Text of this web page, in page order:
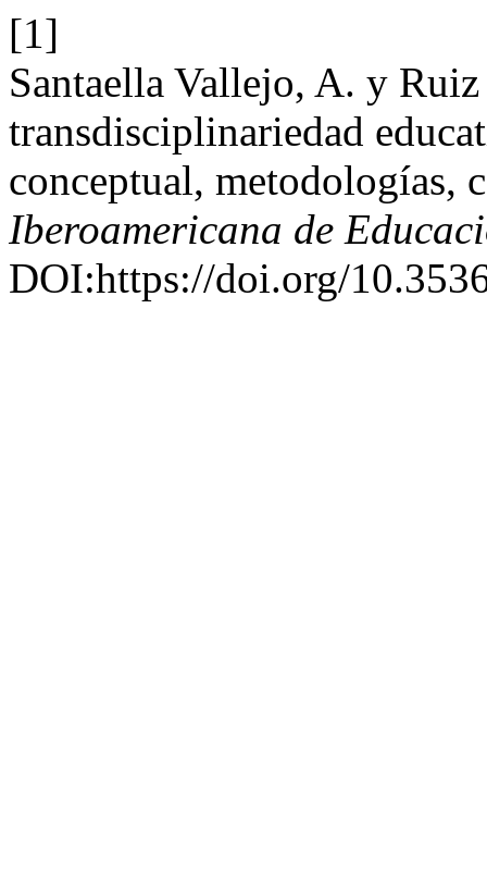
[1]
Santaella Vallejo, A. y
transdisciplinariedad
conceptual, metodologías,
Iberoamericana de
DOI:https://doi.org/